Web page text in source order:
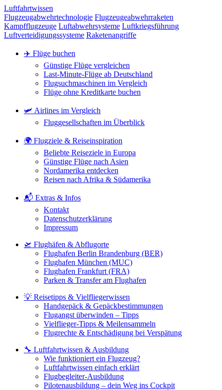
Luftfahrtwissen
Flugzeugabwehrtechnologie Flugzeugeabwehrraketen
Kampfflugzeuge Luftabwehrsysteme Luftkriegsführung
Luftverteidigungssysteme Raketenangriffe
✈️ Flüge buchen
Günstige Flüge vergleichen
Last-Minute-Flüge ab Deutschland
Flugsuchmaschinen im Vergleich
Flüge ohne Kreditkarte buchen
🛩️ Airlines im Vergleich
Fluggesellschaften im Überblick
🌍 Flugziele & Reiseinspiration
Beliebte Reiseziele in Europa
Günstige Flüge nach Asien
Nordamerika entdecken
Reisen nach Afrika & Südamerika
📬 Extras & Infos
Kontakt
Datenschutzerklärung
Impressum
🛫 Flughäfen & Abflugorte
Flughafen Berlin Brandenburg (BER)
Flughafen München (MUC)
Flughafen Frankfurt (FRA)
Parken & Transfer am Flughafen
💡 Reisetipps & Vielfliegerwissen
Handgepäck & Gepäckbestimmungen
Flugangst überwinden – Tipps
Vielflieger-Tipps & Meilensammeln
Flugrechte & Entschädigung bei Verspätung
🔧 Luftfahrtwissen & Ausbildung
Wie funktioniert ein Flugzeug?
Luftfahrtwissen einfach erklärt
Flugbegleiter-Ausbildung
Pilotenausbildung – dein Weg ins Cockpit